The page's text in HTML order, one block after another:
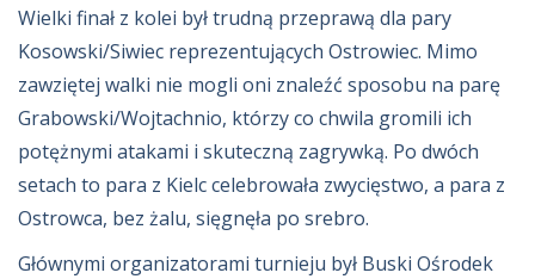
Wielki finał z kolei był trudną przeprawą dla pary
Kosowski/Siwiec reprezentujących Ostrowiec. Mimo
zawziętej walki nie mogli oni znaleźć sposobu na parę
Grabowski/Wojtachnio, którzy co chwila gromili ich
potężnymi atakami i skuteczną zagrywką. Po dwóch
setach to para z Kielc celebrowała zwycięstwo, a para z
Ostrowca, bez żalu, sięgnęła po srebro.
Głównymi organizatorami turnieju był Buski Ośrodek